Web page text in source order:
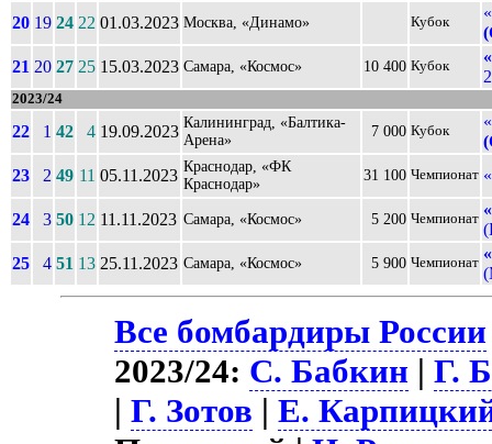
20 19 24 22 01.03.2023 Москва, «Динамо» Кубок
21 20 27 25 15.03.2023 Самара, «Космос» 10 400 Кубок
2023/24
22 1 42 4 19.09.2023 Калининград, «Балтика-
Арена»
7 000 Кубок
23
2 49 11 05.11.2023 Краснодар, «ФК
Краснодар»
31 100 Чемпионат
24 3 50 12 11.11.2023 Самара, «Космос» 5 200 Чемпионат
25
4 51 13 25.11.2023 Самара, «Космос» 5 900 Чемпионат
Все бомбардиры России
2023/24: С. Бабкин |Г.
|Г. Зотов |Е.